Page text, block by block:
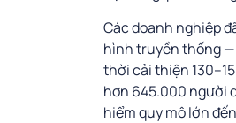
Các doanh nghiệp
hình truyền thống —
thời cải thiện
hơn 645.000 người
hiểm quy mô lớn